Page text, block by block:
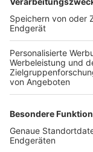
TOP-VEREINE
TOP-PARTNER